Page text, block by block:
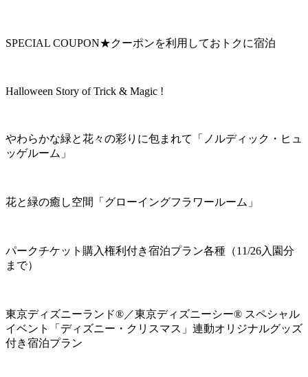
SPECIAL COUPON★クーポンを利用しておトクに宿泊
Halloween Story of Trick & Magic !
やわらかな緑と花々の彩りに包まれて「ノルディック・ヒュ
ッゲルーム」
花と緑の癒し空間「グローイングフラワールーム」
パークチケット購入権利付き宿泊プラン各種（11/26入園分
まで）
東京ディズニーランド®／東京ディズニーシー® スペシャル
イベント「ディズニー・クリスマス」連動オリジナルグッズ
付き宿泊プラン